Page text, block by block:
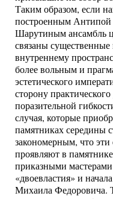
Таким образом, если
построенным
Шарутиным ансамбль
связаны
внутреннему
более вольным и
эстетического
сторону
поразительной
случая, которые
памятниках середины
закономерным, что
проявляют в
приказными
«двоевластия» и
Михаила Федоровича.